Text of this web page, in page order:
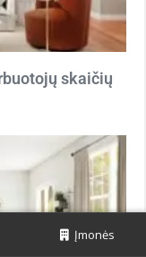
skaičių
Įmonės